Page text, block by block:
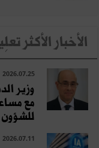
الأخبار الأكثر
2026.07.25
وزير
مع
للشؤون
2026.07.11